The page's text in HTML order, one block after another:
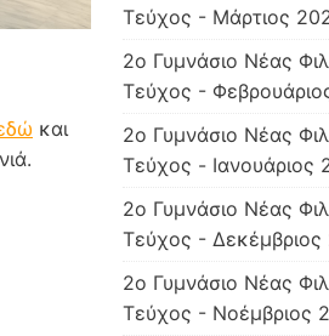
και
Τεύχος - Μάρτιος
2o Γυμνάσιο Νέας
Τεύχος -
2o Γυμνάσιο Νέας
Τεύχος - Ιανουάριος
2o Γυμνάσιο Νέας
Τεύχος - Δεκέμβριος
2o Γυμνάσιο Νέας
Τεύχος - Νοέμβριος